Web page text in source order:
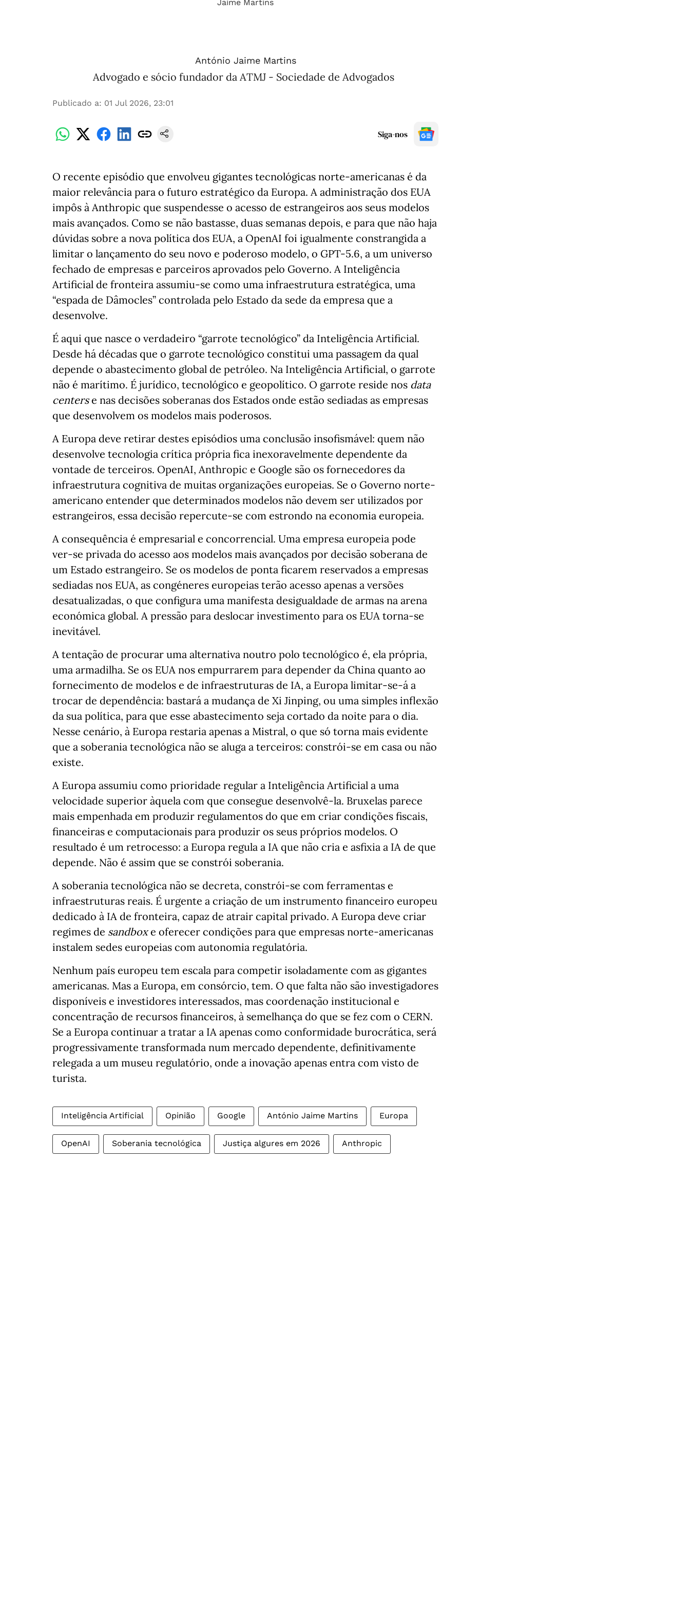
António Jaime Martins
Advogado e sócio fundador da ATMJ - Sociedade de Advogados
Publicado a: 01 Jul 2026, 23:01
Siga-nos
O recente episódio que envolveu gigantes tecnológicas norte-americanas é da
maior relevância para o futuro estratégico da Europa. A administração dos EUA
impôs à Anthropic que suspendesse o acesso de estrangeiros aos seus modelos
mais avançados. Como se não bastasse, duas semanas depois, e para que não haja
dúvidas sobre a nova política dos EUA, a OpenAI foi igualmente constrangida a
limitar o lançamento do seu novo e poderoso modelo, o GPT-5.6, a um universo
fechado de empresas e parceiros aprovados pelo Governo. A Inteligência
Artificial de fronteira assumiu-se como uma infraestrutura estratégica, uma
“espada de Dâmocles” controlada pelo Estado da sede da empresa que a
desenvolve.
É aqui que nasce o verdadeiro “garrote tecnológico” da Inteligência Artificial.
Desde há décadas que o garrote tecnológico constitui uma passagem da qual
depende o abastecimento global de petróleo. Na Inteligência Artificial, o garrote
não é marítimo. É jurídico, tecnológico e geopolítico. O garrote reside nos data
centerse nas decisões soberanas dos Estados onde estão sediadas as empresas
que desenvolvem os modelos mais poderosos.
A Europa deve retirar destes episódios uma conclusão insofismável: quem não
desenvolve tecnologia crítica própria fica inexoravelmente dependente da
vontade de terceiros. OpenAI, Anthropic e Google são os fornecedores da
infraestrutura cognitiva de muitas organizações europeias. Se o Governo norte-
americano entender que determinados modelos não devem ser utilizados por
estrangeiros, essa decisão repercute-se com estrondo na economia europeia.
A consequência é empresarial e concorrencial. Uma empresa europeia pode
ver-se privada do acesso aos modelos mais avançados por decisão soberana de
um Estado estrangeiro. Se os modelos de ponta ficarem reservados a empresas
sediadas nos EUA, as congéneres europeias terão acesso apenas a versões
desatualizadas, o que configura uma manifesta desigualdade de armas na arena
económica global. A pressão para deslocar investimento para os EUA torna-se
inevitável.
A tentação de procurar uma alternativa noutro polo tecnológico é, ela própria,
uma armadilha. Se os EUA nos empurrarem para depender da China quanto ao
fornecimento de modelos e de infraestruturas de IA, a Europa limitar-se-á a
trocar de dependência: bastará a mudança de Xi Jinping, ou uma simples inflexão
da sua política, para que esse abastecimento seja cortado da noite para o dia.
Nesse cenário, à Europa restaria apenas a Mistral, o que só torna mais evidente
que a soberania tecnológica não se aluga a terceiros: constrói-se em casa ou não
existe.
A Europa assumiu como prioridade regular a Inteligência Artificial a uma
velocidade superior àquela com que consegue desenvolvê-la. Bruxelas parece
mais empenhada em produzir regulamentos do que em criar condições fiscais,
financeiras e computacionais para produzir os seus próprios modelos. O
resultado é um retrocesso: a Europa regula a IA que não cria e asfixia a IA de que
depende. Não é assim que se constrói soberania.
A soberania tecnológica não se decreta, constrói-se com ferramentas e
infraestruturas reais. É urgente a criação de um instrumento financeiro europeu
dedicado à IA de fronteira, capaz de atrair capital privado. A Europa deve criar
regimes de sandboxe oferecer condições para que empresas norte-americanas
instalem sedes europeias com autonomia regulatória.
Nenhum país europeu tem escala para competir isoladamente com as gigantes
americanas. Mas a Europa, em consórcio, tem. O que falta não são investigadores
disponíveis e investidores interessados, mas coordenação institucional e
concentração de recursos financeiros, à semelhança do que se fez com o CERN.
Se a Europa continuar a tratar a IA apenas como conformidade burocrática, será
progressivamente transformada num mercado dependente, definitivamente
relegada a um museu regulatório, onde a inovação apenas entra com visto de
turista.
Inteligência Artificial Opinião Google António Jaime Martins Europa
OpenAI Soberania tecnológica Justiça algures em 2026 Anthropic